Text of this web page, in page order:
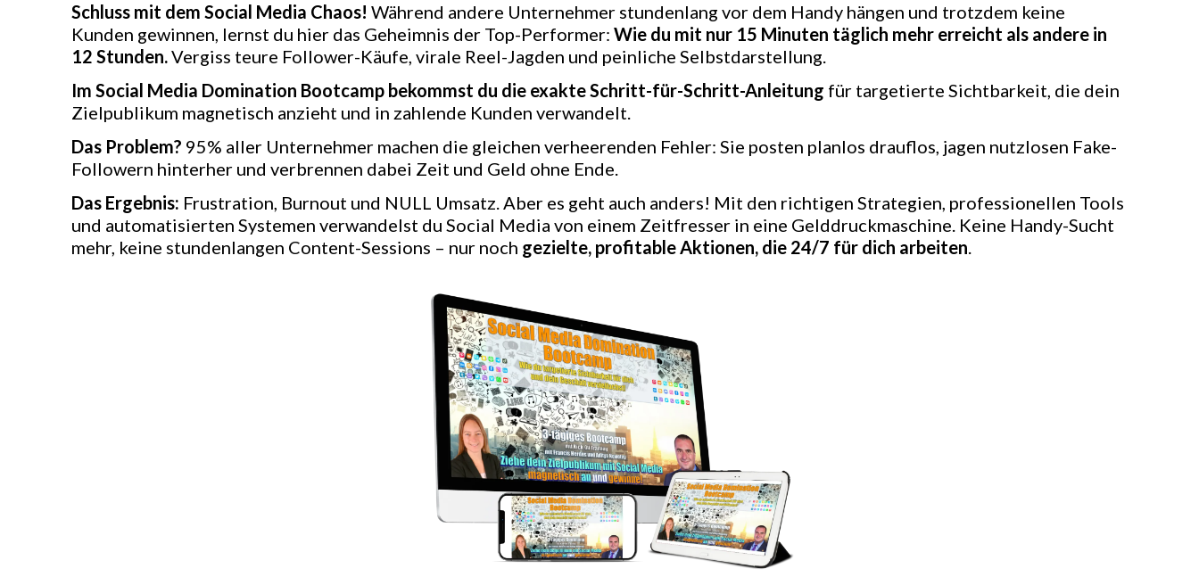
Schluss mit dem Social Media Chaos! Während andere Unternehmer stundenlang vor dem Handy hängen und trotzdem keine
Kunden gewinnen, lernst du hier das Geheimnis der Top-Performer: Wie du mit nur 15 Minuten täglich mehr erreicht als andere in
12 Stunden.Vergiss teure Follower-Käufe, virale Reel-Jagden und peinliche Selbstdarstellung.
Im Social Media Domination Bootcamp bekommst du die exakte Schritt-für-Schritt-Anleitung für targetierte Sichtbarkeit, die dein
Zielpublikum magnetisch anzieht und in zahlende Kunden verwandelt.
Das Problem? 95% aller Unternehmer machen die gleichen verheerenden Fehler: Sie posten planlos drauflos, jagen nutzlosen Fake-
Followern hinterher und verbrennen dabei Zeit und Geld ohne Ende.
Das Ergebnis: Frustration, Burnout und NULL Umsatz. Aber es geht auch anders! Mit den richtigen Strategien, professionellen Tools
und automatisierten Systemen verwandelst du Social Media von einem Zeitfresser in eine Gelddruckmaschine. Keine Handy-Sucht
mehr, keine stundenlangen Content-Sessions – nur noch gezielte, profitable Aktionen, die 24/7 für dich arbeiten.